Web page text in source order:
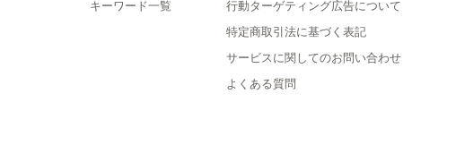
キーワード一覧
行動ターゲティング広告について
特定商取引法に基づく表記
サービスに関してのお問い合わせ
よくある質問